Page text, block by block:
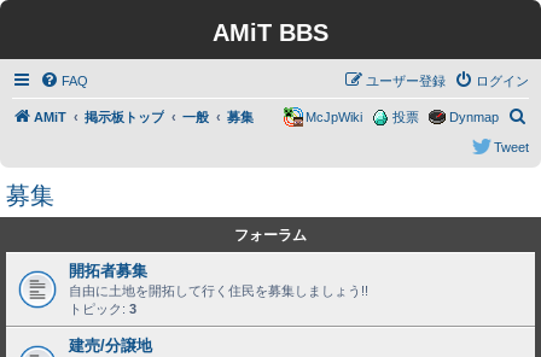
AMiT BBS
FAQ ログイン
ユーザー登録
AMiT 掲示板トップ 一般 募集
索
Dynmap
投票
McJpWiki
Tweet
募集
フォーラム
開拓者募集
自由に土地を開拓して行く住民を募集しましょう!!
トピック: 3
建売/分譲地